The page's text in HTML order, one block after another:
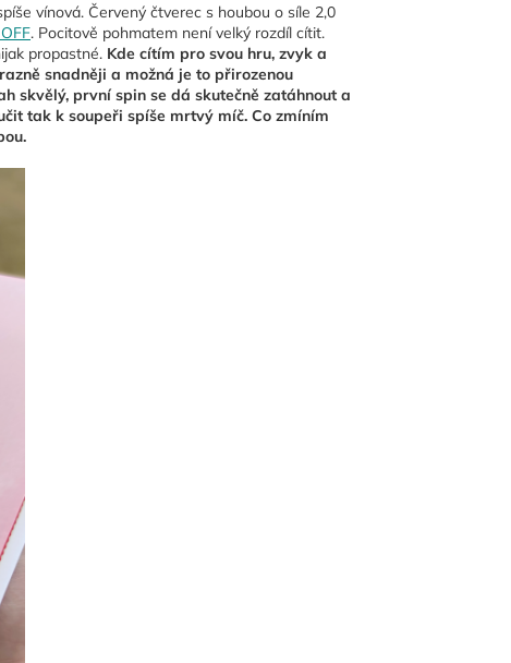
vínová. Červený čtverec s houbou o síle 2,0
. Pocitově pohmatem není velký rozdíl cítit.
propastné. Kde cítím pro svou hru, zvyk a
snadněji a možná je to přirozenou
skvělý, první spin se dá skutečně zatáhnout a
tak k soupeři spíše mrtvý míč. Co zmíním